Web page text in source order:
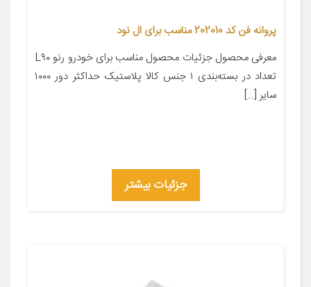
پروانه فن کد 202010 مناسب برای ال نود
معرفی محصول جزئیات محصول مناسب برای خودرو رنو L۹۰
تعداد در بسته‌بندی ۱ جنس کالا پلاستیک حداکثر دور ۱۰۰۰
سایر […]
جزئیات بیشتر